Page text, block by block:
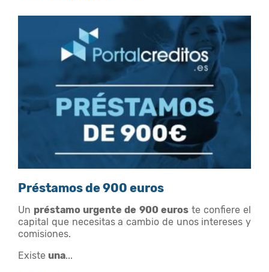
Préstamos de 900 euros
Un préstamo urgente de 900 euroste confiere el
capital que necesitas a cambio de unos intereses y
comisiones.
Existe una...